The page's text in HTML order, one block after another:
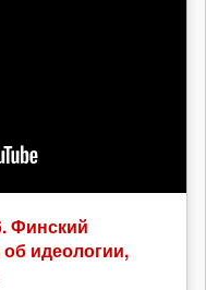
Финский
идеологии,